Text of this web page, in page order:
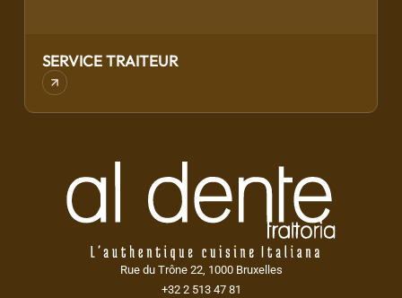
SERVICE TRAITEUR
Rue du Trône 22, 1000 Bruxelles
+32 2 513 47 81